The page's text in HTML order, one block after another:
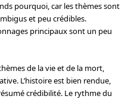
pourquoi, car les thèmes sont
et peu crédibles.
principaux sont un peu
de la vie et de la mort,
L’histoire est bien rendue,
crédibilité. Le rythme du